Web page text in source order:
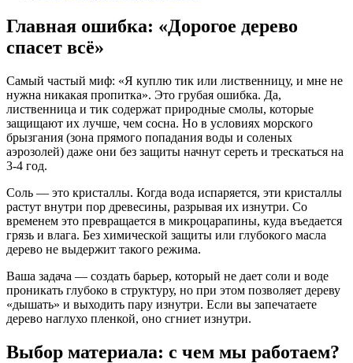
Главная ошибка: «Дорогое дерево
спасет всё»
Самый частый миф: «Я куплю тик или лиственницу, и мне не
нужна никакая пропитка». Это грубая ошибка. Да,
лиственница и тик содержат природные смолы, которые
защищают их лучше, чем сосна. Но в условиях морского
брызгания (зона прямого попадания воды и соленых
аэрозолей) даже они без защиты начнут сереть и трескаться на
3-4 год.
Соль — это кристаллы. Когда вода испаряется, эти кристаллы
растут внутри пор древесины, разрывая их изнутри. Со
временем это превращается в микроцарапины, куда въедается
грязь и влага. Без химической защиты или глубокого масла
дерево не выдержит такого режима.
Ваша задача — создать барьер, который не дает соли и воде
проникать глубоко в структуру, но при этом позволяет дереву
«дышать» и выходить пару изнутри. Если вы запечатаете
дерево наглухо пленкой, оно сгниет изнутри.
Выбор материала: с чем мы работаем?